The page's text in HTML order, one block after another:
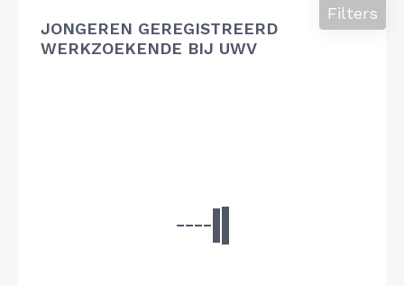
JONGEREN GEREGISTREERD
WERKZOEKENDE BIJ UWV
Filters